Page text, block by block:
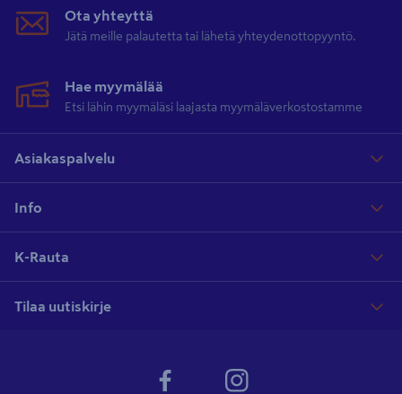
Ota yhteyttä
Jätä meille palautetta tai lähetä yhteydenottopyyntö.
Hae myymälää
Etsi lähin myymäläsi laajasta myymäläverkostostamme
Asiakaspalvelu
Info
K-Rauta
Tilaa uutiskirje